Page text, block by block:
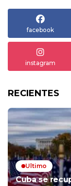
facebook
instagram
RECIENTES
Ultimo
Cuba se